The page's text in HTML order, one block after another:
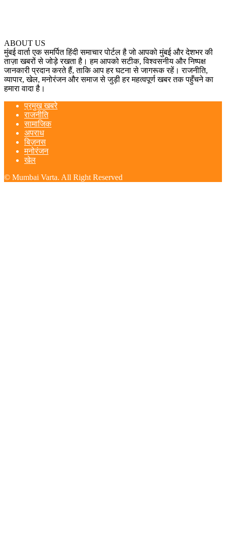
ABOUT US
मुंबई वार्ता एक समर्पित हिंदी समाचार पोर्टल है जो आपको मुंबई और देशभर की
ताज़ा खबरों से जोड़े रखता है। हम आपको सटीक, विश्वसनीय और निष्पक्ष
जानकारी प्रदान करते हैं, ताकि आप हर घटना से जागरूक रहें। राजनीति,
व्यापार, खेल, मनोरंजन और समाज से जुड़ी हर महत्वपूर्ण खबर तक पहुँचने का
हमारा वादा है।
प्रमुख खबरे
राजनीति
सामाजिक
अपराध
बिज़नस
मनोरंजन
खेल
© Mumbai Varta. All Right Reserved